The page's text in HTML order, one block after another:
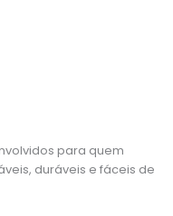
para quem
duráveis e fáceis de